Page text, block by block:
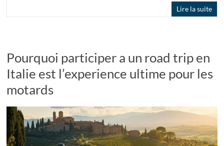
Lire la suite
Pourquoi participer a un road trip en
Italie est l’experience ultime pour les
motards